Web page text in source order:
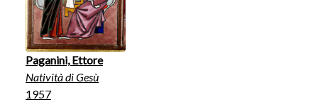
Paganini, Ettore
Natività di Gesù
1957